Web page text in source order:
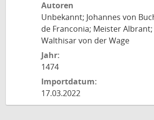
Autoren
Unbekannt; Johannes von
de Franconia; Meister
Walthisar von der Wage
Jahr:
1474
Importdatum:
17.03.2022